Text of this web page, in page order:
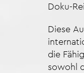
Doku-
Diese
die
sowohl